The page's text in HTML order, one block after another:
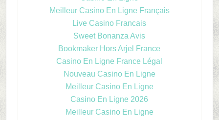
Meilleur Casino En Ligne Français
Live Casino Francais
Sweet Bonanza Avis
Bookmaker Hors Arjel France
Casino En Ligne France Légal
Nouveau Casino En Ligne
Meilleur Casino En Ligne
Casino En Ligne 2026
Meilleur Casino En Ligne